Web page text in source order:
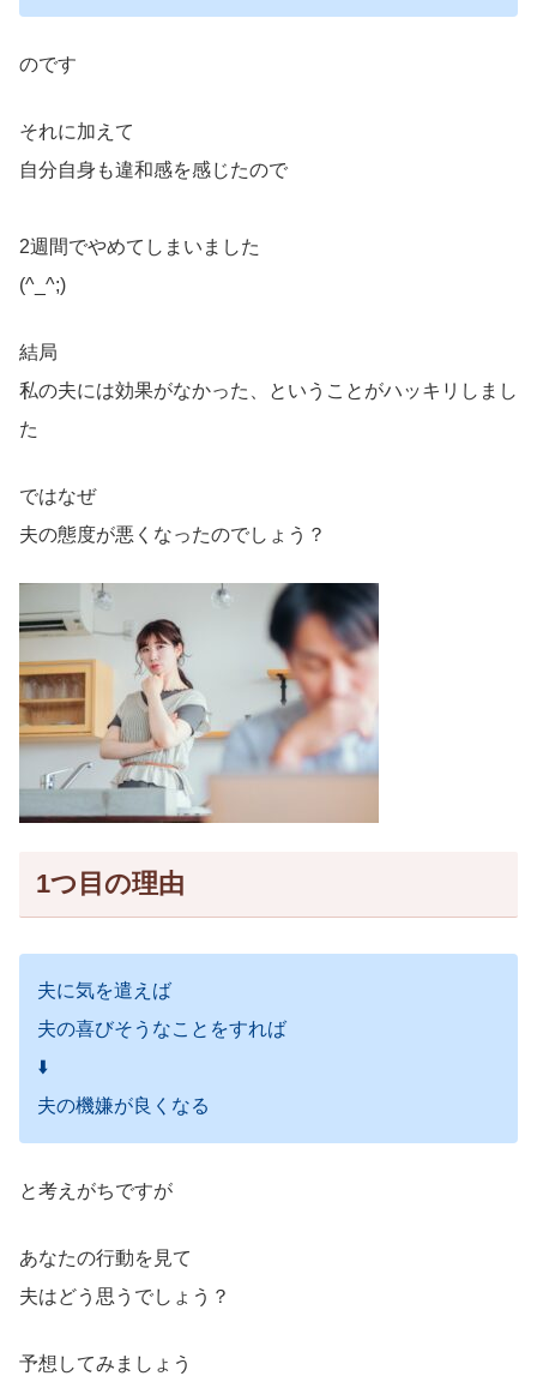
のです
それに加えて
自分自身も違和感を感じたので
2週間でやめてしまいました
(^_^;)
結局
私の夫には効果がなかった、ということがハッキリしまし
た
ではなぜ
夫の態度が悪くなったのでしょう？
1つ目の理由
夫に気を遣えば
夫の喜びそうなことをすれば
⬇️
夫の機嫌が良くなる
と考えがちですが
あなたの行動を見て
夫はどう思うでしょう？
予想してみましょう